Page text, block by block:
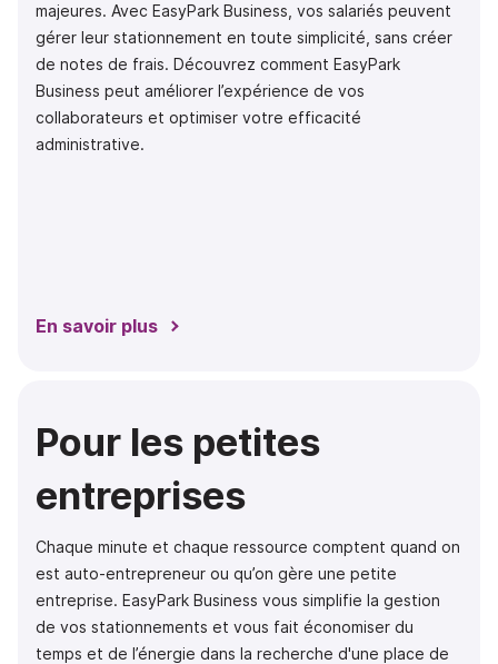
majeures. Avec EasyPark Business, vos salariés peuvent
gérer leur stationnement en toute simplicité, sans créer
de notes de frais. Découvrez comment EasyPark
Business peut améliorer l’expérience de vos
collaborateurs et optimiser votre efficacité
administrative.
En savoir plus
Pour les petites
entreprises
Chaque minute et chaque ressource comptent quand on
est auto-entrepreneur ou qu’on gère une petite
entreprise. EasyPark Business vous simplifie la gestion
de vos stationnements et vous fait économiser du
temps et de l’énergie dans la recherche d'une place de